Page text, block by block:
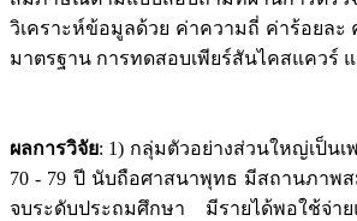
วิเคราะห์ข้อมูลด้วย ค่าความถี่ ค่าร้อยละ
มาตรฐาน การทดสอบเพียร์สันไคสแควร์
ผลการวิจัย: 1) กลุ่มตัวอย่างส่วนใหญ่เป็น
70 - 79 ปี นับถือศาสนาพุทธ มีสถานภาพ
จบระดับประถมศึกษา มีรายได้พอใช้จ่า